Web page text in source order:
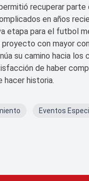
recuperar
en años
etapa para el futbol
proyecto con mayor
su camino hacia
de haber
hacer historia.
Eventos